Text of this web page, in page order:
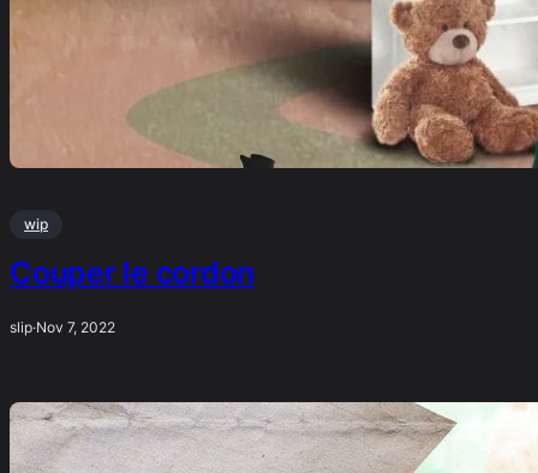
wip
Couper le cordon
slip·Nov 7, 2022